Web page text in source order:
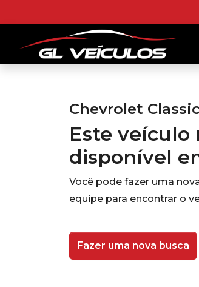
Chevrolet
Este veículo
disponível
Você pode fazer uma
equipe para encontrar o
Fazer uma nova busca